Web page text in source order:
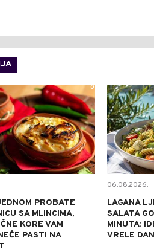
0
PROBATE
SA MLINCIMA,
KORE VAM
PASTI NA
06.08.2026.
LAGANA
SALATA
MINUTA:
VRELE